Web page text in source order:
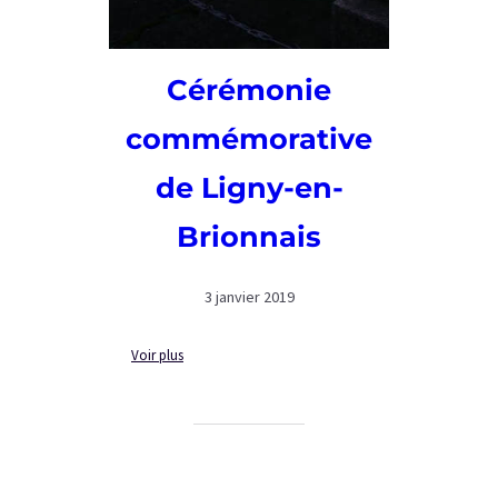
Cérémonie
commémorative
de Ligny-en-
Brionnais
3 janvier 2019
Voir plus:
de